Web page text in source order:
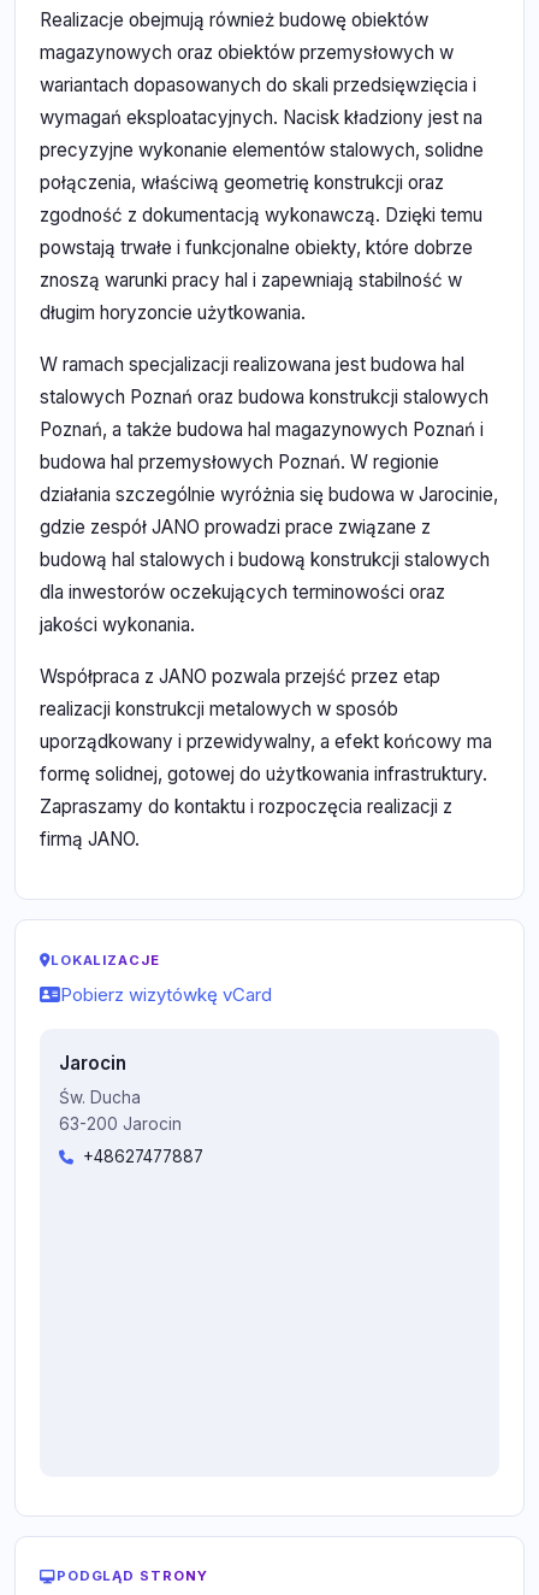
Realizacje obejmują również budowę obiektów
magazynowych oraz obiektów przemysłowych w
wariantach dopasowanych do skali przedsięwzięcia i
wymagań eksploatacyjnych. Nacisk kładziony jest na
precyzyjne wykonanie elementów stalowych, solidne
połączenia, właściwą geometrię konstrukcji oraz
zgodność z dokumentacją wykonawczą. Dzięki temu
powstają trwałe i funkcjonalne obiekty, które dobrze
znoszą warunki pracy hal i zapewniają stabilność w
długim horyzoncie użytkowania.
W ramach specjalizacji realizowana jest budowa hal
stalowych Poznań oraz budowa konstrukcji stalowych
Poznań, a także budowa hal magazynowych Poznań i
budowa hal przemysłowych Poznań. W regionie
działania szczególnie wyróżnia się budowa w Jarocinie,
gdzie zespół JANO prowadzi prace związane z
budową hal stalowych i budową konstrukcji stalowych
dla inwestorów oczekujących terminowości oraz
jakości wykonania.
Współpraca z JANO pozwala przejść przez etap
realizacji konstrukcji metalowych w sposób
uporządkowany i przewidywalny, a efekt końcowy ma
formę solidnej, gotowej do użytkowania infrastruktury.
Zapraszamy do kontaktu i rozpoczęcia realizacji z
firmą JANO.
LOKALIZACJE
Pobierz wizytówkę vCard
Jarocin
Św. Ducha
63-200 Jarocin
+48627477887
PODGLĄD STRONY